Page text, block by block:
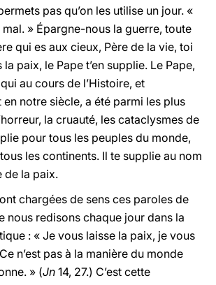
pas qu’on les utilise un jour. «
» Épargne-nous la guerre, toute
qui es aux cieux, Père de la vie, toi
paix, le Pape t’en supplie. Le Pape,
au cours de l’Histoire, et
notre siècle, a été parmi les plus
la cruauté, les cataclysmes de
pour tous les peuples du monde,
les continents. Il te supplie au nom
de la paix.
chargées de sens ces paroles de
nous redisons chaque jour dans la
: « Je vous laisse la paix, je vous
n’est pas à la manière du monde
» (Jn 14, 27.) C’est cette